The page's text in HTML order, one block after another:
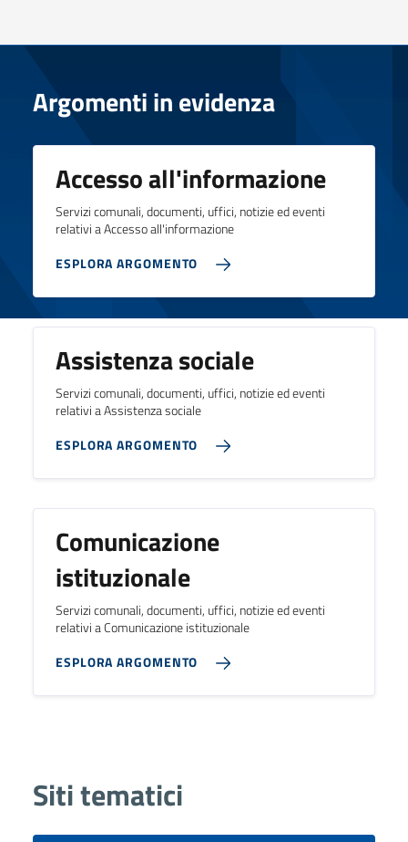
Argomenti in evidenza
Accesso all'informazione
Servizi comunali, documenti, uffici, notizie ed eventi
relativi a Accesso all'informazione
ESPLORA ARGOMENTO
Assistenza sociale
Servizi comunali, documenti, uffici, notizie ed eventi
relativi a Assistenza sociale
ESPLORA ARGOMENTO
Comunicazione
istituzionale
Servizi comunali, documenti, uffici, notizie ed eventi
relativi a Comunicazione istituzionale
ESPLORA ARGOMENTO
Siti tematici